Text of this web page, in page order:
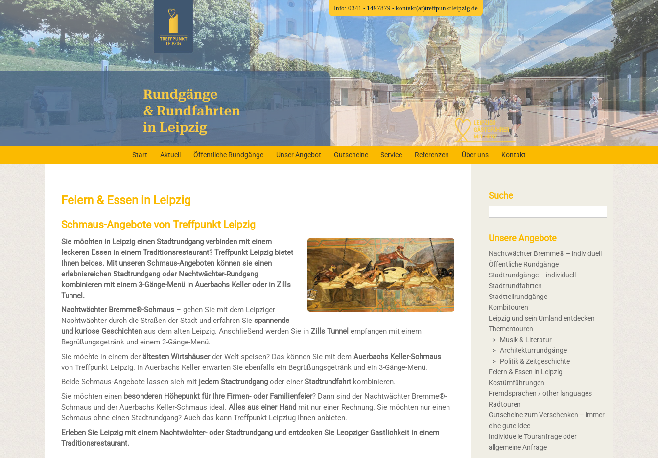
Start Aktuell Öffentliche Rundgänge Unser Angebot Gutscheine Service Referenzen Über uns Kontakt
Feiern & Essen in Leipzig
Schmaus-Angebote von Treffpunkt Leipzig
Sie möchten in Leipzig einen Stadtrundgang verbinden mit einem
leckeren Essen in einem Traditionsrestaurant? Treffpunkt Leipzig bietet
Ihnen beides. Mit unseren Schmaus-Angeboten können sie einen
erlebnisreichen Stadtrundgang oder Nachtwächter-Rundgang
kombinieren mit einem 3-Gänge-Menü in Auerbachs Keller oder in Zills
Tunnel.
Nachtwächter Bremme®-Schmaus – gehen Sie mit dem Leipziger
Nachtwächter durch die Straßen der Stadt und erfahren Siespannende
und kuriose Geschichten aus dem alten Leipzig. Anschließend werden Sie inZills Tunnel empfangen mit einem
Begrüßungsgetränk und einem 3-Gänge-Menü.
Sie möchte in einem derältesten Wirtshäuserder Welt speisen? Das können Sie mit demAuerbachs Keller-Schmaus
von Treffpunkt Leipzig. In Auerbachs Keller erwarten Sie ebenfalls ein Begrüßungsgetränk und ein 3-Gänge-Menü.
Beide Schmaus-Angebote lassen sich mit jedem Stadtrundgang oder einerStadtrundfahrt kombinieren.
Sie möchten einen besonderen Höhepunkt für Ihre Firmen- oder Familienfeier? Dann sind der Nachtwächter Bremme®-
Schmaus und der Auerbachs Keller-Schmaus ideal.Alles aus einer Hand mit nur einer Rechnung. Sie möchten nur einen
Schmaus ohne einen Stadtrundgang? Auch das kann Treffpunkt Leipziug Ihnen anbieten.
Erleben Sie Leipzig mit einem Nachtwächter- oder Stadtrundgang und entdecken Sie Leopziger Gastlichkeit in einem
Traditionsrestaurant.
Suche
Unsere Angebote
Nachtwächter Bremme® – individuell
Öffentliche Rundgänge
Stadtrundgänge – individuell
Stadtrundfahrten
Stadtteilrundgänge
Kombitouren
Leipzig und sein Umland entdecken
Thementouren
Musik & Literatur
Architekturrundgänge
Politik & Zeitgeschichte
Feiern & Essen in Leipzig
Kostümführungen
Fremdsprachen / other languages
Radtouren
Gutscheine zum Verschenken – immer
eine gute Idee
Individuelle Touranfrage oder
allgemeine Anfrage
Info: 0341 - 1497879 - kontakt(at)treffpunktleipzig.de